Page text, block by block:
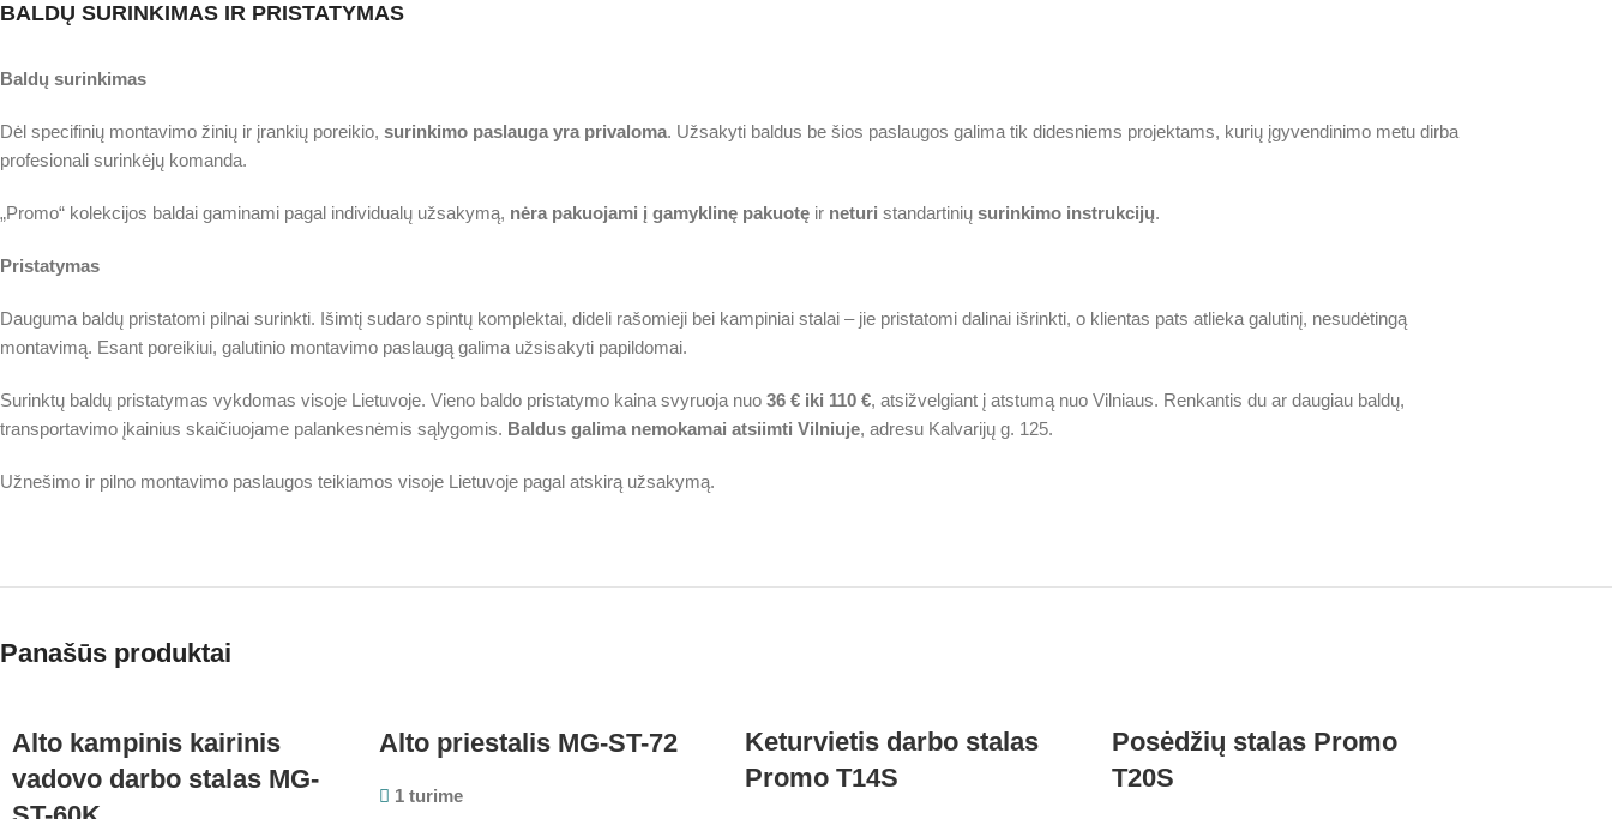
BALDŲ SURINKIMAS IR PRISTATYMAS
Baldų surinkimas
Dėl specifinių montavimo žinių ir įrankių poreikio, surinkimo paslauga yra privaloma. Užsakyti baldus be šios paslaugos galima tik didesniems projektams, kurių įgyvendinimo metu dirba
profesionali surinkėjų komanda.
„Promo“ kolekcijos baldai gaminami pagal individualų užsakymą, nėra pakuojami į gamyklinę pakuotę ir neturi standartinių surinkimo instrukcijų.
Pristatymas
Dauguma baldų pristatomi pilnai surinkti. Išimtį sudaro spintų komplektai, dideli rašomieji bei kampiniai stalai – jie pristatomi dalinai išrinkti, o klientas pats atlieka galutinį, nesudėtingą
montavimą. Esant poreikiui, galutinio montavimo paslaugą galima užsisakyti papildomai.
Surinktų baldų pristatymas vykdomas visoje Lietuvoje. Vieno baldo pristatymo kaina svyruoja nuo 36 € iki 110 €, atsižvelgiant į atstumą nuo Vilniaus. Renkantis du ar daugiau baldų,
transportavimo įkainius skaičiuojame palankesnėmis sąlygomis. Baldus galima nemokamai atsiimti Vilniuje, adresu Kalvarijų g. 125.
Užnešimo ir pilno montavimo paslaugos teikiamos visoje Lietuvoje pagal atskirą užsakymą.
Panašūs produktai
Alto kampinis kairinis
vadovo darbo stalas MG-
Alto priestalis MG-ST-72
1 turime
Keturvietis darbo stalas
Promo T14S
Posėdžių stalas Promo
T20S